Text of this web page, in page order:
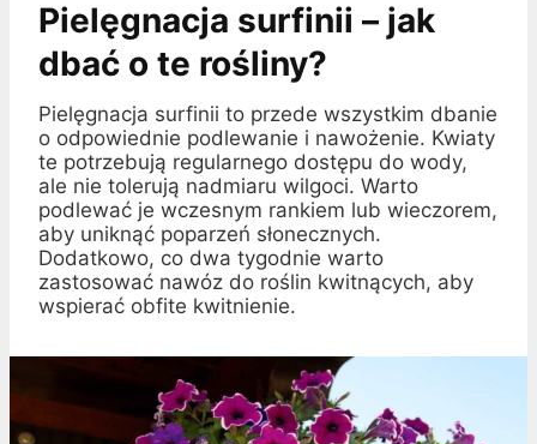
Pielęgnacja surfinii – jak
dbać o te rośliny?
Pielęgnacja surfinii to przede wszystkim dbanie
o odpowiednie podlewanie i nawożenie. Kwiaty
te potrzebują regularnego dostępu do wody,
ale nie tolerują nadmiaru wilgoci. Warto
podlewać je wczesnym rankiem lub wieczorem,
aby uniknąć poparzeń słonecznych.
Dodatkowo, co dwa tygodnie warto
zastosować nawóz do roślin kwitnących, aby
wspierać obfite kwitnienie.